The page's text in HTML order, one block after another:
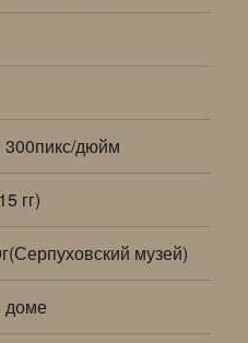
дюйм
гг)
музей)
доме